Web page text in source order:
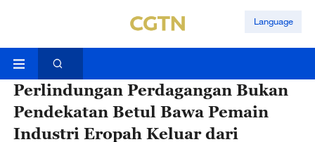
Language
Perlindungan Perdagangan Bukan
Pendekatan Betul Bawa Pemain
Industri Eropah Keluar dari